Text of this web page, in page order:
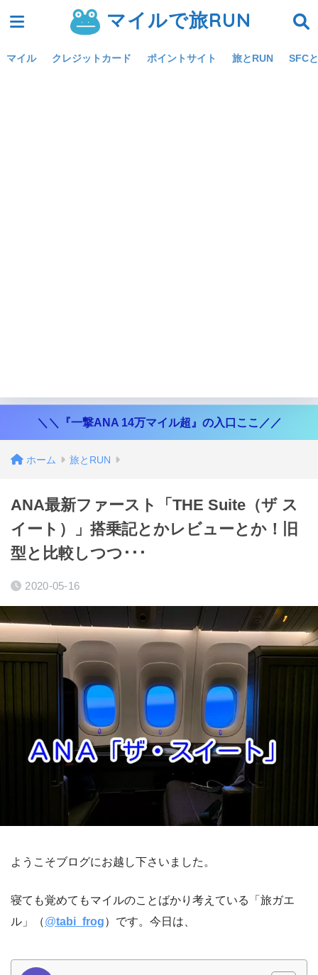
マイルで旅RUN
マイル クレジットカード ポイントサイト 旅とRUN SFC
＼＼『一撃ANA 14万マイル超』の入口ここ／／
ホーム 旅とRUN
ANA最新ファースト「THE Suite（ザ ス
イート）」搭乗記とかレビューとか！旧
型と比較しつつ･･･
2020-05-16
ようこそブログにお越し下さいました。
寝ても覚めてもマイルのことばかり考えている「旅ガエ
ル」（@tabi_frog）です。今日は、